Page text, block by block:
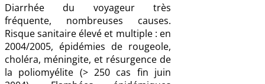
Diarrhée du voyageur très
fréquente, nombreuses causes.
Risque sanitaire élevé et multiple : en
2004/2005, épidémies de rougeole,
choléra, méningite, et résurgence de
la poliomyélite (> 250 cas fin juin